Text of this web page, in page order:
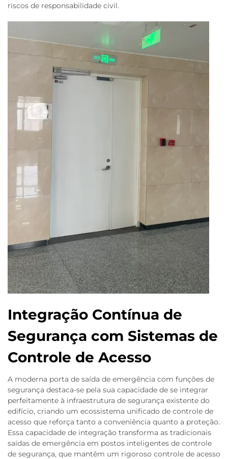
riscos de responsabilidade civil.
Integração Contínua de
Segurança com Sistemas de
Controle de Acesso
A moderna porta de saída de emergência com funções de
segurança destaca-se pela sua capacidade de se integrar
perfeitamente à infraestrutura de segurança existente do
edifício, criando um ecossistema unificado de controle de
acesso que reforça tanto a conveniência quanto a proteção.
Essa capacidade de integração transforma as tradicionais
saídas de emergência em postos inteligentes de controle
de segurança, que mantêm um rigoroso controle de acesso